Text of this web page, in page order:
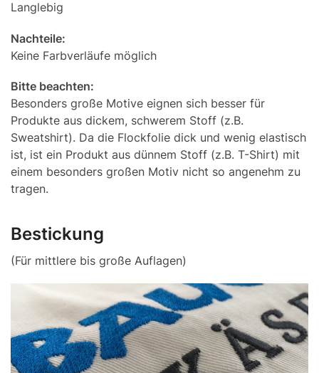
Langlebig
Nachteile:
Keine Farbverläufe möglich
Bitte beachten:
Besonders große Motive eignen sich besser für
Produkte aus dickem, schwerem Stoff (z.B.
Sweatshirt). Da die Flockfolie dick und wenig elastisch
ist, ist ein Produkt aus dünnem Stoff (z.B. T-Shirt) mit
einem besonders großen Motiv nicht so angenehm zu
tragen.
Bestickung
(Für mittlere bis große Auflagen)